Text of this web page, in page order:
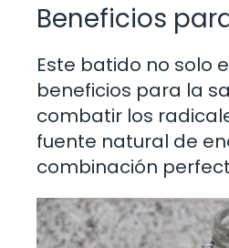
Beneficios
Este batido no solo
beneficios para la
combatir los
fuente natural de
combinación